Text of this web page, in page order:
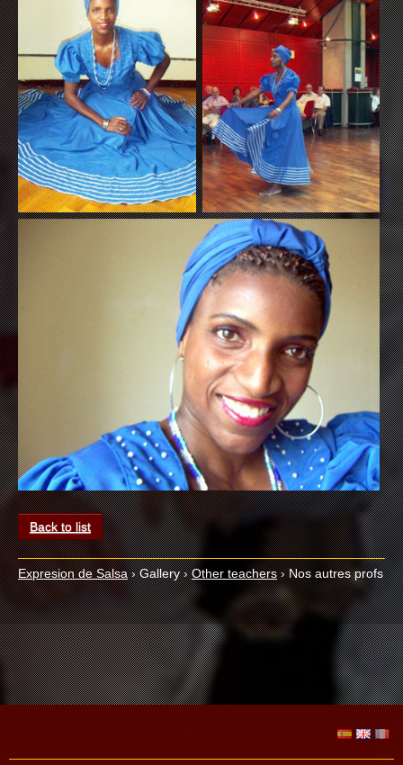
Back to list
Expresion de Salsa › Gallery › Other teachers › Nos autres profs